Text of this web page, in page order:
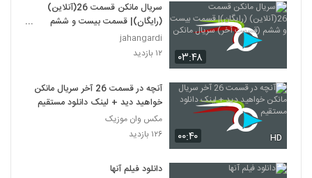
۰۳:۴۸
سریال مانکن قسمت 26(آنلاین)
(رایگان)| قسمت بیست و ششم
(قسمت آخر) سریال مانکن
jahangardi
۱۲ بازدید
۰۰:۴۰ HD
آنچه در قسمت 26 آخر سریال مانکن
خواهید دید + لینک دانلود مستقیم
مکس وان موزیک
۱۲۶ بازدید
دانلود فیلم آنها